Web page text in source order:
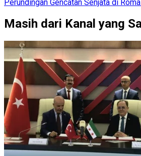
Perundingan Gencatan Senjata di
Masih dari Kanal yang